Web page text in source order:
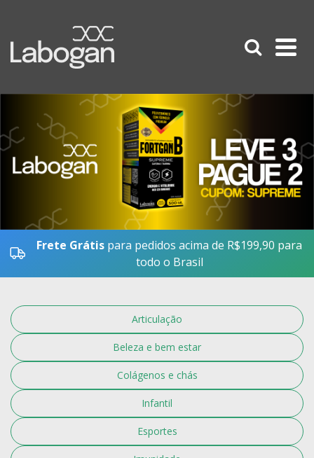
Frete Grátis para pedidos acima de R$199,90 para
todo o Brasil
Articulação
Beleza e bem estar
Colágenos e chás
Infantil
Esportes